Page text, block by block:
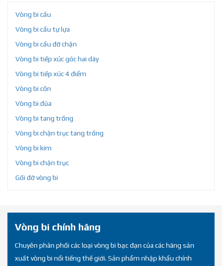
Vòng bi cầu
Vòng bi cầu tự lựa
Vòng bi cầu đỡ chặn
Vòng bi tiếp xúc góc hai dãy
Vòng bi tiếp xúc 4 điểm
Vòng bi côn
Vòng bi đũa
Vòng bi tang trống
Vòng bi chặn trục tang trống
Vòng bi kim
Vòng bi chặn trục
Gối đỡ vòng bi
Vòng bi chính hãng
Chuyên phân phối các loại vòng bi bạc đạn của các hãng sản
xuất vòng bi nổi tiếng thế giới. Sản phẩm nhập khẩu chính